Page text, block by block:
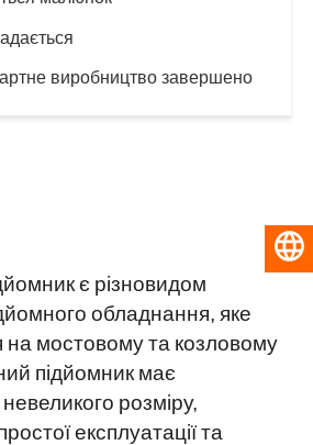
виробництво завершено
є різновидом
обладнання, яке
на мостовому та козловому
підйомник має
розміру,
експлуатації та
Українська